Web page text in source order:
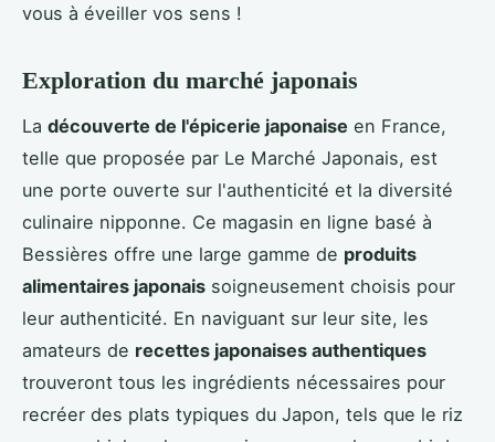
vous à éveiller vos sens !
Exploration du marché japonais
La découverte de l'épicerie japonaise en France,
telle que proposée par Le Marché Japonais, est
une porte ouverte sur l'authenticité et la diversité
culinaire nipponne. Ce magasin en ligne basé à
Bessières offre une large gamme de produits
alimentaires japonais soigneusement choisis pour
leur authenticité. En naviguant sur leur site, les
amateurs de recettes japonaises authentiques
trouveront tous les ingrédients nécessaires pour
recréer des plats typiques du Japon, tels que le riz